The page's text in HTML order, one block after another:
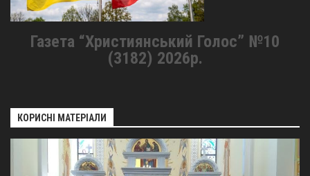
Газета “Християнський Голос” №10
(3182) 2026р.
КОРИСНІ МАТЕРІАЛИ